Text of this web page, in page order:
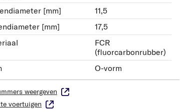
[mm]
11,5
[mm]
17,5
FCR
(fluorcarbonrubber)
O-vorm
weergeven
voertuigen